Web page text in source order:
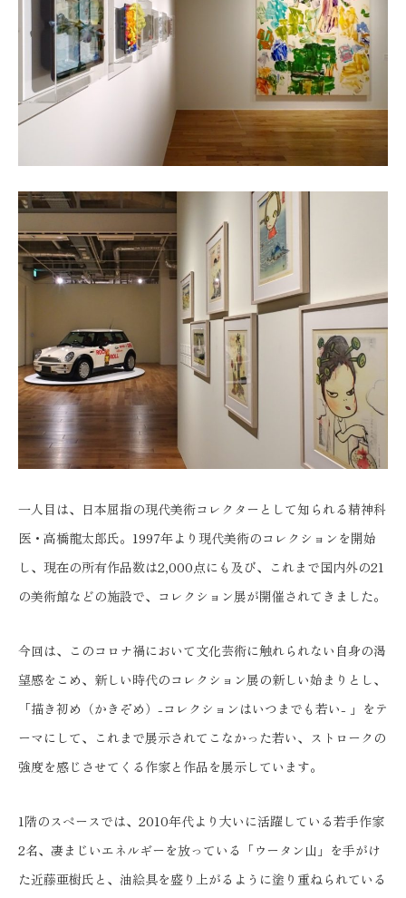
一人目は、日本屈指の現代美術コレクターとして知られる精神科
医・高橋龍太郎氏。1997年より現代美術のコレクションを開始
し、現在の所有作品数は2,000点にも及び、これまで国内外の21
の美術館などの施設で、コレクション展が開催されてきました。
今回は、このコロナ禍において文化芸術に触れられない自身の渇
望感をこめ、新しい時代のコレクション展の新しい始まりとし、
「描き初め（かきぞめ）-コレクションはいつまでも若い- 」をテ
ーマにして、これまで展示されてこなかった若い、ストロークの
強度を感じさせてくる作家と作品を展示しています。
1階のスペースでは、2010年代より大いに活躍している若手作家
2名、凄まじいエネルギーを放っている「ウータン山」を手がけ
た近藤亜樹氏と、油絵具を盛り上がるように塗り重ねられている